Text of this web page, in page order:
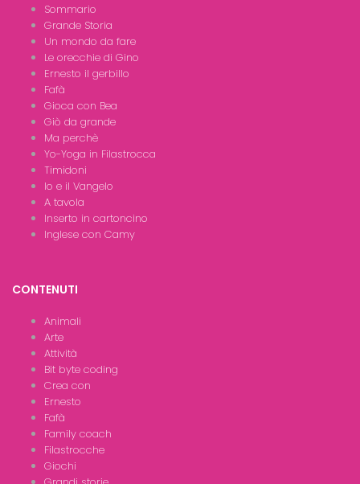
Sommario
Grande Storia
Un mondo da fare
Le orecchie di Gino
Ernesto il gerbillo
Fafà
Gioca con Bea
Giò da grande
Ma perchè
Yo-Yoga in Filastrocca
Timidoni
Io e il Vangelo
A tavola
Inserto in cartoncino
Inglese con Camy
CONTENUTI
Animali
Arte
Attività
Bit byte coding
Crea con
Ernesto
Fafà
Family coach
Filastrocche
Giochi